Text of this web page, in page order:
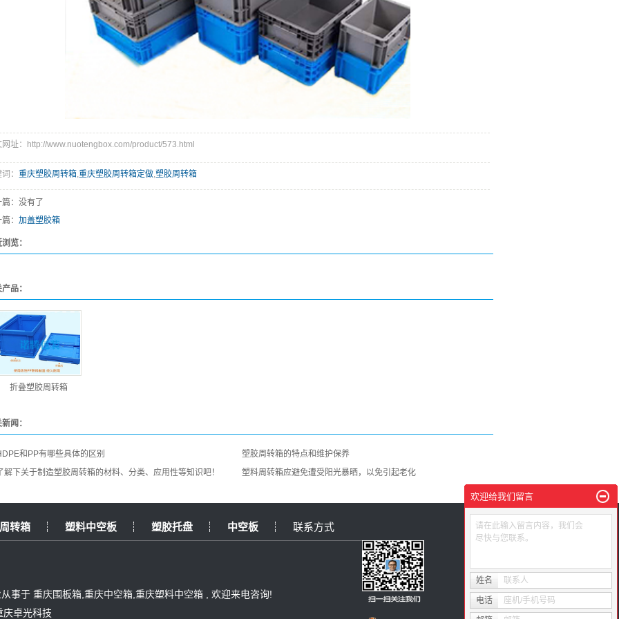
网址：http://www.nuotengbox.com/product/573.html
： 重庆塑胶周转箱,重庆塑胶周转箱定做,塑胶周转箱
篇：没有了
篇： 加盖塑胶箱
览：
品：
折叠塑胶周转箱
闻：
和PP有哪些具体的区别
塑胶周转箱的特点和维护保养
了解下关于制造塑胶周转箱的材料、分类、应用性等知识吧！
塑料周转箱应避免遭受阳光暴晒，以免引起老化
转箱 塑料中空板 塑胶托盘 中空板 联系方式
事于 重庆围板箱 重庆中空箱 重庆塑料中空箱 , 欢迎来电咨询!
庆卓光科技
欢迎给我们留言
请在此输入留言内容，我们会
尽快与您联系。
姓名 联系人
电话 座机/手机号码